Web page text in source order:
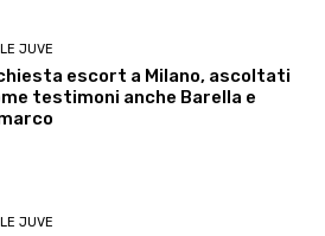
JUVE
escort a Milano, ascoltati
testimoni anche Barella e
JUVE